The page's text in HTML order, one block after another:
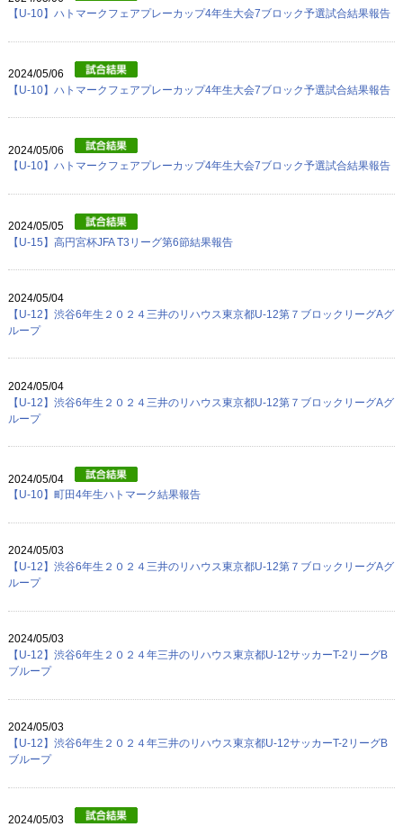
【U-10】ハトマークフェアプレーカップ4年生大会7ブロック予選試合結果報告
2024/05/06
【U-10】ハトマークフェアプレーカップ4年生大会7ブロック予選試合結果報告
2024/05/06
【U-10】ハトマークフェアプレーカップ4年生大会7ブロック予選試合結果報告
2024/05/05
【U-15】高円宮杯JFA T3リーグ第6節結果報告
2024/05/04
【U-12】渋谷6年生２０２４三井のリハウス東京都U-12第７ブロックリーグAグ
ループ
2024/05/04
【U-12】渋谷6年生２０２４三井のリハウス東京都U-12第７ブロックリーグAグ
ループ
2024/05/04
【U-10】町田4年生ハトマーク結果報告
2024/05/03
【U-12】渋谷6年生２０２４三井のリハウス東京都U-12第７ブロックリーグAグ
ループ
2024/05/03
【U-12】渋谷6年生２０２４年三井のリハウス東京都U-12サッカーT-2リーグB
ブループ
2024/05/03
【U-12】渋谷6年生２０２４年三井のリハウス東京都U-12サッカーT-2リーグB
ブループ
2024/05/03